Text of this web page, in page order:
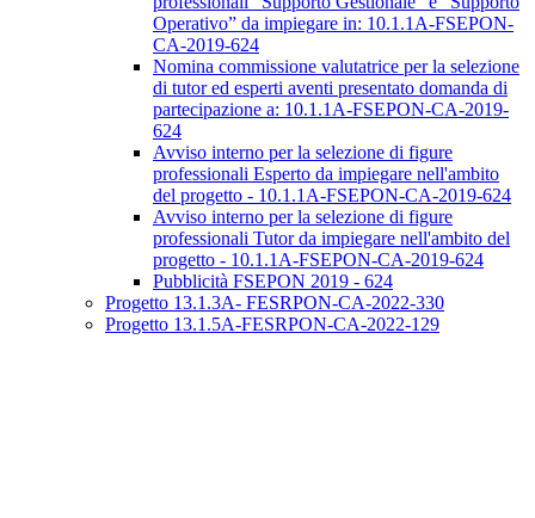
Operativo” da impiegare in: 10.1.1A-FSEPON-
CA-2019-624
Nomina commissione valutatrice per la selezione
di tutor ed esperti aventi presentato domanda di
partecipazione a: 10.1.1A-FSEPON-CA-2019-
624
Avviso interno per la selezione di figure
professionali Esperto da impiegare nell'ambito
del progetto - 10.1.1A-FSEPON-CA-2019-624
Avviso interno per la selezione di figure
professionali Tutor da impiegare nell'ambito del
progetto - 10.1.1A-FSEPON-CA-2019-624
Pubblicità FSEPON 2019 - 624
Progetto 13.1.3A- FESRPON-CA-2022-330
Progetto 13.1.5A-FESRPON-CA-2022-129